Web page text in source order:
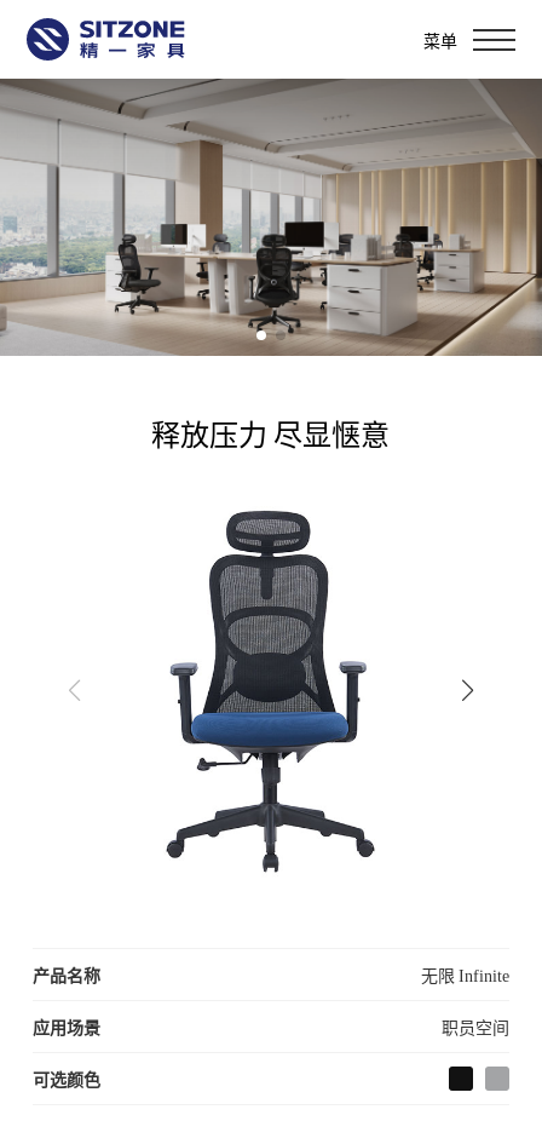
菜单
释放压力 尽显惬意
产品名称 无限 Infinite
应用场景 职员空间
可选颜色